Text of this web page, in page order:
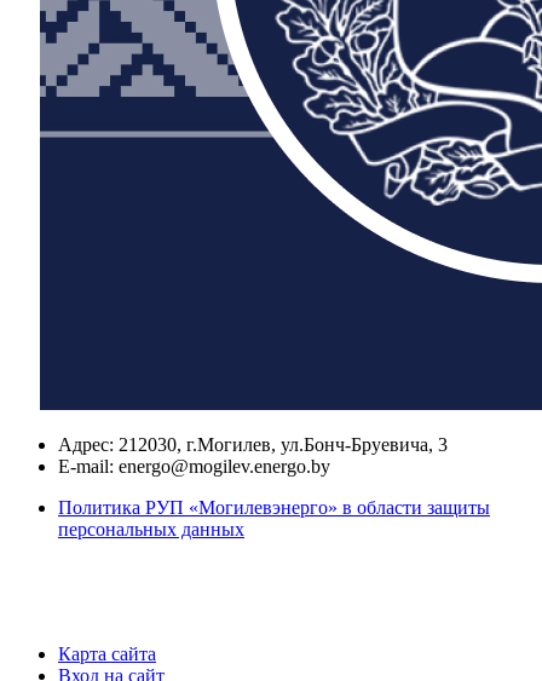
Адрес: 212030, г.Могилев, ул.Бонч-Бруевича, 3
E-mail: energo@mogilev.energo.by
Политика РУП «Могилевэнерго» в области защиты
персональных данных
Карта сайта
Вход на сайт